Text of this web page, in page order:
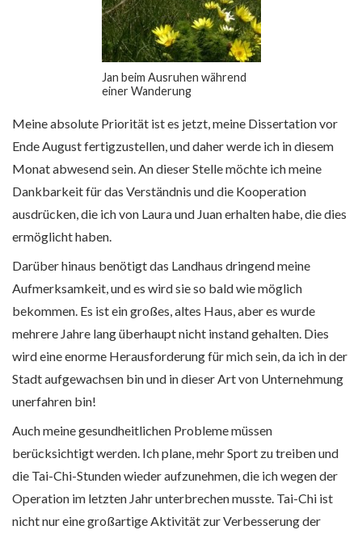
Jan beim Ausruhen während
einer Wanderung
Meine absolute Priorität ist es jetzt, meine Dissertation vor
Ende August fertigzustellen, und daher werde ich in diesem
Monat abwesend sein. An dieser Stelle möchte ich meine
Dankbarkeit für das Verständnis und die Kooperation
ausdrücken, die ich von Laura und Juan erhalten habe, die dies
ermöglicht haben.
Darüber hinaus benötigt das Landhaus dringend meine
Aufmerksamkeit, und es wird sie so bald wie möglich
bekommen. Es ist ein großes, altes Haus, aber es wurde
mehrere Jahre lang überhaupt nicht instand gehalten. Dies
wird eine enorme Herausforderung für mich sein, da ich in der
Stadt aufgewachsen bin und in dieser Art von Unternehmung
unerfahren bin!
Auch meine gesundheitlichen Probleme müssen
berücksichtigt werden. Ich plane, mehr Sport zu treiben und
die Tai-Chi-Stunden wieder aufzunehmen, die ich wegen der
Operation im letzten Jahr unterbrechen musste. Tai-Chi ist
nicht nur eine großartige Aktivität zur Verbesserung der